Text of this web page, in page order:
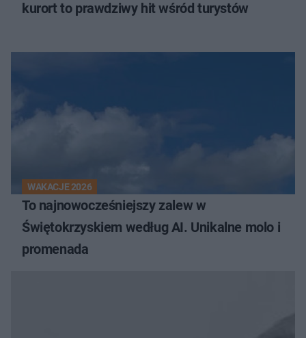
kurort to prawdziwy hit wśród turystów
WAKACJE 2026
To najnowocześniejszy zalew w
Świętokrzyskiem według AI. Unikalne molo i
promenada